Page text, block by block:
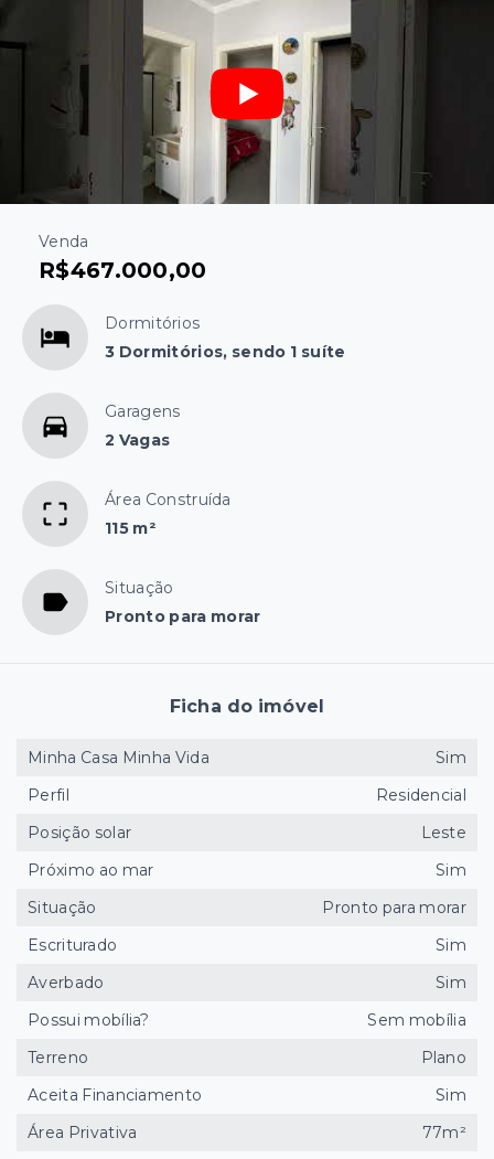
Venda
R$467.000,00
Dormitórios
3 Dormitórios, sendo 1 suíte
Garagens
2 Vagas
Área Construída
115 m²
Situação
Pronto para morar
Ficha do imóvel
Minha Casa Minha Vida
Sim
Perfil
Residencial
Posição solar
Leste
Próximo ao mar
Sim
Situação
Pronto para morar
Escriturado
Sim
Averbado
Sim
Possui mobília?
Sem mobília
Terreno
Plano
Aceita Financiamento
Sim
Área Privativa
77m²